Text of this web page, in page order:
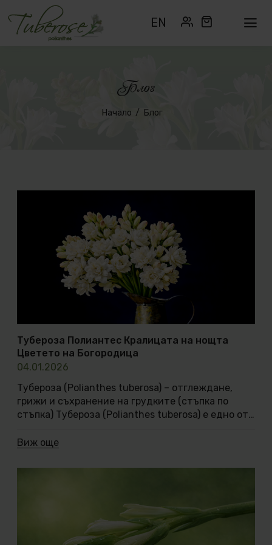
EN
Блог
Начало Блог
Тубероза Полиантес Кралицата на нощта
Цветето на Богородица
04.01.2026
Тубероза (Polianthes tuberosa) – отглеждане,
грижи и съхранение на грудките (стъпка по
стъпка) Тубероза (Polianthes tuberosa) е едно от
преживяват. През деня е фина и тиха, почти
се разгръща бавно и изпълва въздуха с дълбока,
Цветето на Богородица – символ на чистота,
женственост и вътрешна светлина. Това е
цвете, което се усеща повече, отколкото се
Виж още